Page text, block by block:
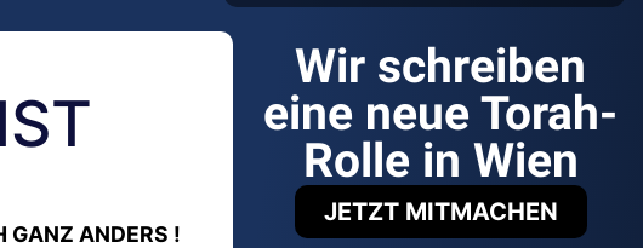
GANZ ANDERS !
Wir schreiben
eine neue Torah-
Rolle in Wien
JETZT MITMACHEN